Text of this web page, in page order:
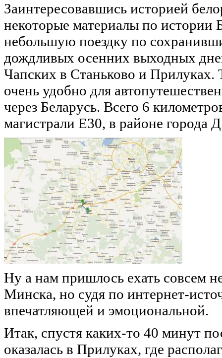
Заинтересовавшись историей
некоторые материалы по истории
небольшую поездку по
дождливых осенних выходных
Чапских в Станьково и Прилуках.
очень удобно для
через Беларусь. Всего 6
магистрали E30, в районе города
Ну а нам пришлось ехать совсем
Минска, но судя по интернет-
впечатляющей и эмоциональной.
Итак, спустя каких-то 40 минут
оказалась в Прилуках, где